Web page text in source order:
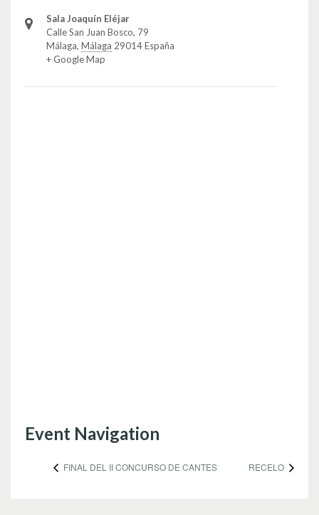
Sala Joaquín Eléjar
Calle San Juan Bosco, 79
Málaga, Málaga 29014España
+ Google Map
Event Navigation
FINAL DEL II CONCURSO DE CANTES RECELO